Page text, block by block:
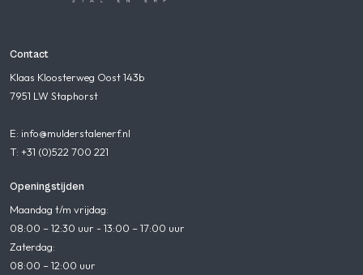
Contact
Klaas Kloosterweg Oost 143b
7951 LW Staphorst
E: info@mulderstalenerf.nl
T: +31 (0)522 700 221
Openingstijden
Maandag t/m vrijdag:
08:00 – 12:30 uur - 13:00 – 17:00 uur
Zaterdag:
08:00 – 12:00 uur